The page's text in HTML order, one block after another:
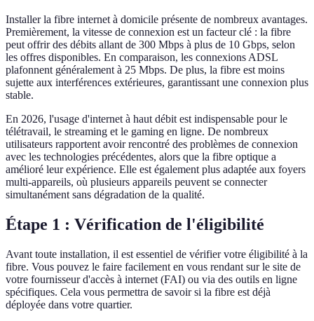
Installer la fibre internet à domicile présente de nombreux avantages.
Premièrement, la vitesse de connexion est un facteur clé : la fibre
peut offrir des débits allant de 300 Mbps à plus de 10 Gbps, selon
les offres disponibles. En comparaison, les connexions ADSL
plafonnent généralement à 25 Mbps. De plus, la fibre est moins
sujette aux interférences extérieures, garantissant une connexion plus
stable.
En 2026, l'usage d'internet à haut débit est indispensable pour le
télétravail, le streaming et le gaming en ligne. De nombreux
utilisateurs rapportent avoir rencontré des problèmes de connexion
avec les technologies précédentes, alors que la fibre optique a
amélioré leur expérience. Elle est également plus adaptée aux foyers
multi-appareils, où plusieurs appareils peuvent se connecter
simultanément sans dégradation de la qualité.
Étape 1 : Vérification de l'éligibilité
Avant toute installation, il est essentiel de vérifier votre éligibilité à la
fibre. Vous pouvez le faire facilement en vous rendant sur le site de
votre fournisseur d'accès à internet (FAI) ou via des outils en ligne
spécifiques. Cela vous permettra de savoir si la fibre est déjà
déployée dans votre quartier.